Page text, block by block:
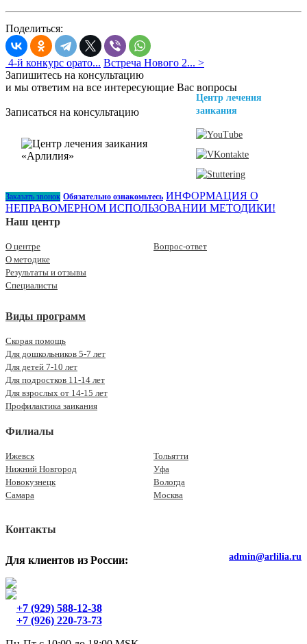
Поделиться:
4-й конкурс орато... Встреча Нового 2... >
Запишитесь на консультацию
и мы ответим на все интересующие Вас вопросы
Записаться на консультацию
Центр лечения
заикания
Заказать звонок Обязательно ознакомьтесь ИНФОРМАЦИЯ О
НЕПРАВОМЕРНОМ ИСПОЛЬЗОВАНИИ МЕТОДИКИ!
Наш центр
О центре
О методике
Результаты и отзывы
Специалисты
Вопрос-ответ
Виды программ
Скорая помощь
Для дошкольников 5-7 лет
Для детей 7-10 лет
Для подростков 11-14 лет
Для взрослых от 14-15 лет
Профилактика заикания
Филиалы
Ижевск
Нижний Новгород
Новокузнецк
Самара
Тольятти
Уфа
Вологда
Москва
Контакты
Для клиентов из России:
+7 (929) 588-12-38
+7 (926) 220-73-73
admin@arlilia.ru